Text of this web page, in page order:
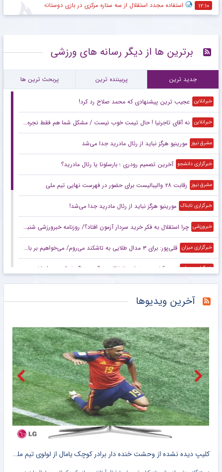
۱۲:۱۰ استفاده مجدد استقلال از سه ستاره مرکزی در بازی دوستانه
برترین ها از دیگر رسانه های ورزشی
جدید ترین پربیننده ترین پربحث ترین ها
خبرانلاین عجیب ترین پیشنهادی که محمد صلاح رد کرد!
خبرانلاین نه آقای تاجرنیا ! حال تیمت خوب نیست / مشکل شما هم فقط نجره نقل و انتقال نیست
مشرق نیوز مورینیو هرگز نباید از رئال مادرید جدا می‌شد
خبرگزاری دانشجو آخرین تصمیم رودری ؛ بارسلونا یا رئال مادرید؟
مشرق نیوز رقابت ۲۸ والیبالیست برای حضور در فهرست نهایی تیم ملی
خبرگزاری تابناک مورینیو هرگز نباید از رئال مادرید جدا می‌شد!
خبرورزشی چرا استقلال به فکر خرید سردار آزمون افتاد؟/ روزنامه خبرورزشی شنبه را ببینید
خبرگزاری میزان قلی‌پور: برای ۳ مدال طلایی به تاشکند می‌روم/ می‌خواهیم بر بام آسیا بایستیم
خبرگزاری میزان سعیدآبادی: می‌توانیم اتفاقات بزرگی در ناگویا رقم بزنیم/ شاید حریفانم از سبک مبارزه من شگفت‌زده شوند
خبرگزاری میزان بدون حتی یک سرمربی خارجی؛ لیگ برتر فوتبال در انحصار داخلی‌ها/ فصل آزمون مربیان ایرانی با چاشنی تکرار و فرصت طلایی
خبرانلاین آمار شگفت‌انگیز مسی در سال ۲۰۲۶
خبرورزشی ویدیو| شیرین کاری یورگ کلوپ با ترن هوایی!
خبرورزشی واکنش منصوریان به درگیری در بازی با تیم یحیی/ رفتار زشتی بود مگر ورزش بوکس است؟
آخرین ویدیوها
کلیپ دیده نشده از وحشت خنده دار برادر کوچک یامال از لولوی تیم ملی اسپانیا + سند